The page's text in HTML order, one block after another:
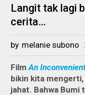
Langit tak lagi
cerita…
by melanie subono
FilmAn
bikin kita
jahat. Bahwa Bumi